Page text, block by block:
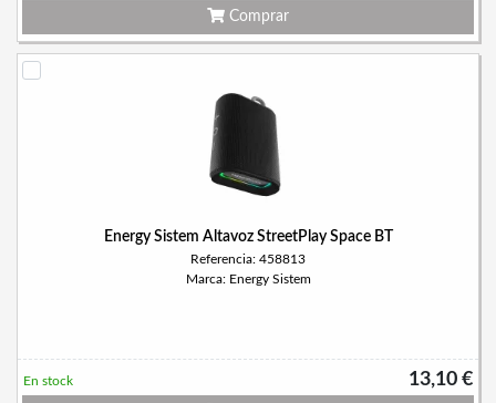
Comprar
Energy Sistem Altavoz StreetPlay Space BT
Referencia: 458813
Marca: Energy Sistem
13,10 €
En stock